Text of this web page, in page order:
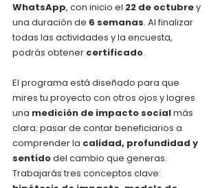
WhatsApp, con inicio el 22 de octubre y
una duración de 6 semanas. Al finalizar
todas las actividades y la encuesta,
podrás obtener certificado.
El programa está diseñado para que
mires tu proyecto con otros ojos y logres
una medición de impacto social más
clara: pasar de contar beneficiarios a
comprender la calidad, profundidad y
sentido del cambio que generas.
Trabajarás tres conceptos clave: